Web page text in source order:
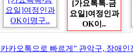
요일]여정인과
OK이명구..
[가요톡톡-금
요일]여정인과
OK이..
카오톡으로 빠르게” 관악구, 장애